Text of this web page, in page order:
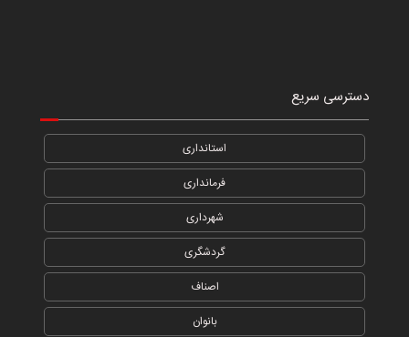
دسترسی سریع
استانداری
فرمانداری
شهرداری
گردشگری
اصناف
بانوان